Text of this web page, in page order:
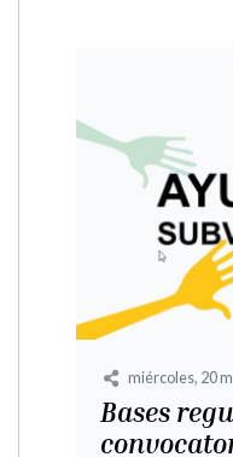
domingo, 30
Registro